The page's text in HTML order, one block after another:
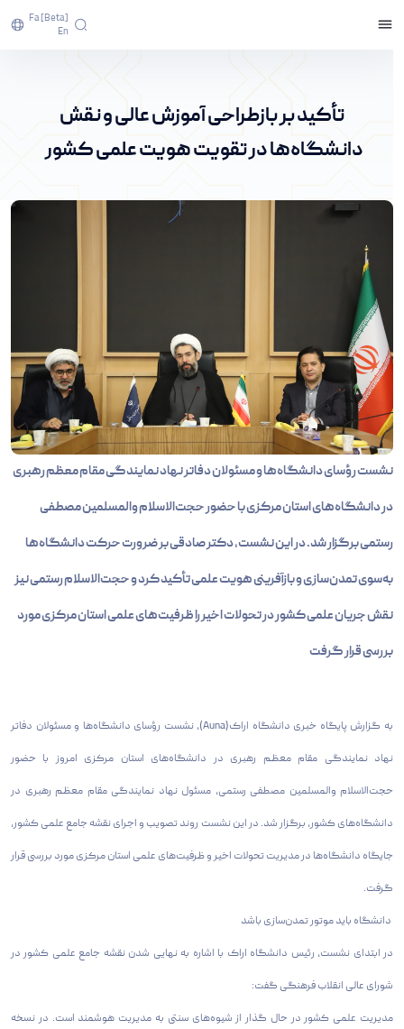
Fa [beta]
En
تقویت هویت علمی کشور - پرتال خبری دانشگاه
تأکید بر بازطراحی آموزش عالی و نقش
دانشگاه‌ها در تقویت هویت علمی کشور
نشست رؤسای دانشگاه‌ها و مسئولان دفاتر نهاد نمایندگی مقام معظم رهبری
در دانشگاه‌های استان مرکزی با حضور حجت‌الاسلام والمسلمین مصطفی
رستمی برگزار شد. در این نشست، دکتر صادقی بر ضرورت حرکت دانشگاه‌ها
به‌سوی تمدن‌سازی و بازآفرینی هویت علمی تأکید کرد و حجت‌الاسلام رستمی نیز
نقش جریان علمی کشور در تحولات اخیر را ظرفیت‌های علمی استان مرکزی مورد
بررسی قرار گرفت
به گزارش پایگاه خبری دانشگاه اراک(Auna)، نشست رؤسای دانشگاه‌ها و مسئولان دفاتر
نهاد نمایندگی مقام معظم رهبری در دانشگاه‌های استان مرکزی امروز با حضور
حجت‌الاسلام والمسلمین مصطفی رستمی، مسئول نهاد نمایندگی مقام معظم رهبری در
دانشگاه‌های کشور، برگزار شد. در این نشست روند تصویب و اجرای نقشه جامع علمی کشور،
جایگاه دانشگاه‌ها در مدیریت تحولات اخیر و ظرفیت‌های علمی استان مرکزی مورد بررسی قرار
گرفت.
دانشگاه باید موتور تمدن‌سازی باشد
در ابتدای نشست، رئیس دانشگاه اراک با اشاره به نهایی شدن نقشه جامع علمی کشور در
شورای عالی انقلاب فرهنگی گفت:
مدیریت علمی کشور در حال گذار از شیوه‌های سنتی به مدیریت هوشمند است. در نسخه